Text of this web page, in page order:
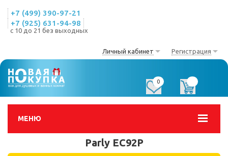
+7 (499) 390-97-21
+7 (925) 631-94-98
с 10 до 21 без выходных
Личный кабинет Регистрация
МЕНЮ
0
Parly EC92P